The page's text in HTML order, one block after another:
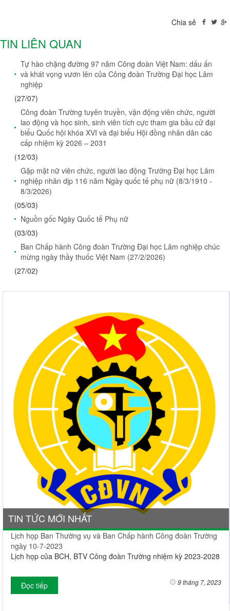
Chia sẻ
TIN LIÊN QUAN
Tự hào chặng đường 97 năm Công đoàn Việt Nam: dấu ấn
và khát vọng vươn lên của Công đoàn Trường Đại học Lâm
nghiệp
(27/07)
Công đoàn Trường tuyên truyền, vận động viên chức, người
lao động và học sinh, sinh viên tích cực tham gia bầu cử đại
biểu Quốc hội khóa XVI và đại biểu Hội đồng nhân dân các
cấp nhiệm kỳ 2026 – 2031
(12/03)
Gặp mặt nữ viên chức, người lao động Trường Đại học Lâm
nghiệp nhân dịp 116 năm Ngày quốc tế phụ nữ (8/3/1910 -
8/3/2026)
(05/03)
Nguồn gốc Ngày Quốc tế Phụ nữ
(03/03)
Ban Chấp hành Công đoàn Trường Đại học Lâm nghiệp chúc
mừng ngày thầy thuốc Việt Nam (27/2/2026)
(27/02)
TIN TỨC MỚI NHẤT
Lịch họp Ban Thường vụ và Ban Chấp hành Công đoàn Trường
ngày 10-7-2023
Lịch họp của BCH, BTV Công đoàn Trường nhiệm kỳ 2023-2028
Đọc tiếp 9 tháng 7, 2023